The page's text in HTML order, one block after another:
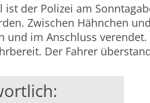
ist der Polizei am
Zwischen Hähnchen
und im Anschluss
Der Fahrer